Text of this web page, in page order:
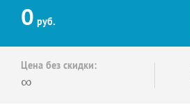
0 руб.
Цена без скидки:
∞